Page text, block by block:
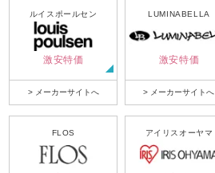
ルイスポールセン
激安特価
> メーカーサイトへ
LUMINABELLA
激安特価
> メーカーサイトへ
FLOS アイリスオーヤマ